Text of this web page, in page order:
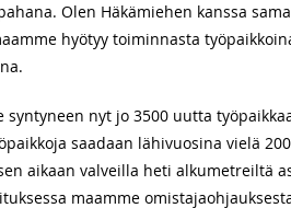
Olen Häkämiehen kanssa
hyötyy toiminnasta
syntyneen nyt jo 3500 uutta
saadaan lähivuosina vielä
aikaan valveilla heti alkumetreiltä
maamme